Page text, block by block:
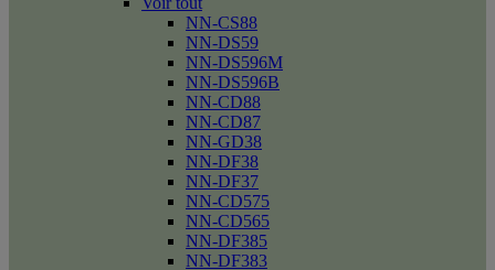
NN-CS88
NN-DS59
NN-DS596M
NN-DS596B
NN-CD88
NN-CD87
NN-GD38
NN-DF38
NN-DF37
NN-CD575
NN-CD565
NN-DF385
NN-DF383